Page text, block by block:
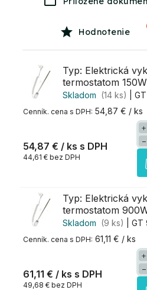
Hodnotenie
Typ: Elektrická
termostatom 150W
Skladom (14 ks)
|
54,87 € / ks
54,87 € / ks
44,61 € bez DPH
+
−
Typ: Elektrická
termostatom
Skladom (9 ks)
| GT
61,11 € / ks
61,11 € / ks
49,68 € bez DPH
+
−